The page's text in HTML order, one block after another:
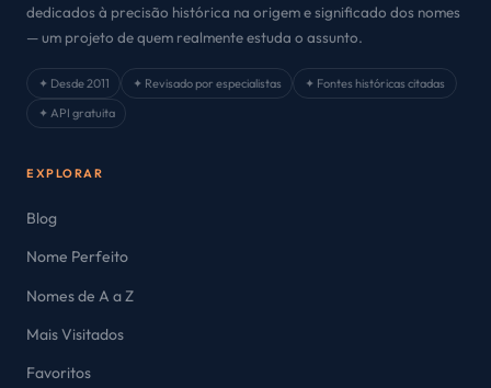
dedicados à precisão histórica na origem e significado dos nomes
— um projeto de quem realmente estuda o assunto.
✦ Desde 2011 ✦ Revisado por especialistas
✦ Fontes históricas citadas
✦ API gratuita
EXPLORAR
Blog
Nome Perfeito
Nomes de A a Z
Mais Visitados
Favoritos